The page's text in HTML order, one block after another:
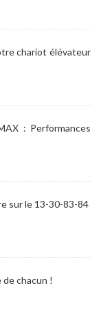
chariot élévateur
: Performances
sur le 13-30-83-84
de chacun !